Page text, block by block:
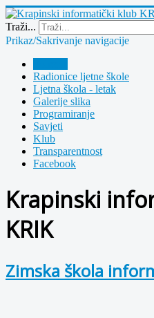
Traži...
Prikaz/Sakrivanje navigacije
Radionice ljetne škole
Ljetna škola - letak
Galerije slika
Programiranje
Savjeti
Klub
Transparentnost
Facebook
Krapinski
KRIK
Zimska škola
Year
Month
Year
Month